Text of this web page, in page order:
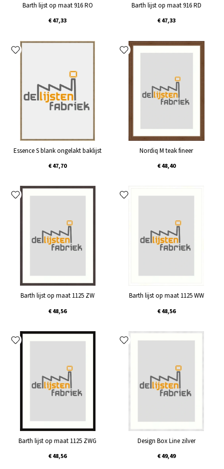
Barth lijst op maat 916 RO
€ 47,33
Barth lijst op maat 916 RD
€ 47,33
Essence S blank ongelakt baklijst
€ 47,70
Nordiq M teak fineer
€ 48,40
Barth lijst op maat 1125 ZW
€ 48,56
Barth lijst op maat 1125 WW
€ 48,56
Barth lijst op maat 1125 ZWG
€ 48,56
Design Box Line zilver
€ 49,49